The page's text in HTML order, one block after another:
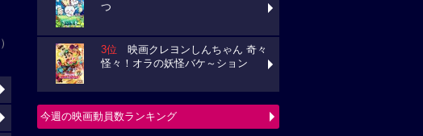
）
つ
3位 映画クレヨンしんちゃん 奇々
怪々！オラの妖怪バケ～ション
今週の映画動員数ランキング